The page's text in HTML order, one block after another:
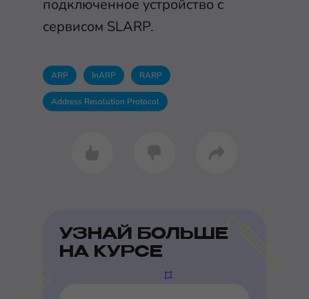
подключенное устройство с
сервисом SLARP.
ARP InARP RARP
Address Resolution Protocol
УЗНАЙ БОЛЬШЕ
НА КУРСЕ